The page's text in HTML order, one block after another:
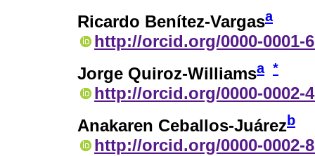
Ricardo Benítez-Vargasa
http://orcid.org/0000-0001-
Jorge Quiroz-Williamsa *
http://orcid.org/0000-0002-
Anakaren Ceballos-Juárezb
http://orcid.org/0000-0002-